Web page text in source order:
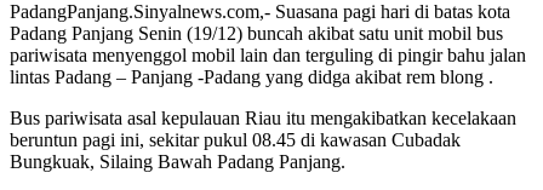
PadangPanjang.Sinyalnews.com,- Suasana pagi hari di batas kota
Padang Panjang Senin (19/12) buncah akibat satu unit mobil bus
pariwisata menyenggol mobil lain dan terguling di pingir bahu jalan
lintas Padang – Panjang -Padang yang didga akibat rem blong .
Bus pariwisata asal kepulauan Riau itu mengakibatkan kecelakaan
beruntun pagi ini, sekitar pukul 08.45 di kawasan Cubadak
Bungkuak, Silaing Bawah Padang Panjang.